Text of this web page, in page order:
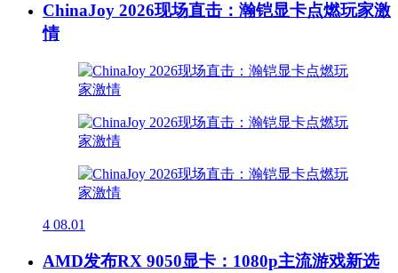
ChinaJoy 2026现场直击：瀚铠显卡点燃玩家激
情
4 08.01
AMD发布RX 9050显卡：1080p主流游戏新选